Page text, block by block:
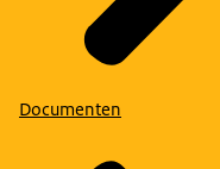
Documenten